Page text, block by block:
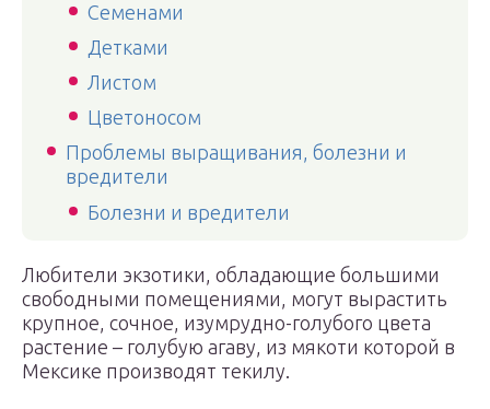
Семенами
Детками
Листом
Цветоносом
Проблемы выращивания, болезни и
вредители
Болезни и вредители
Любители экзотики, обладающие большими
свободными помещениями, могут вырастить
крупное, сочное, изумрудно-голубого цвета
растение – голубую агаву, из мякоти которой в
Мексике производят текилу.